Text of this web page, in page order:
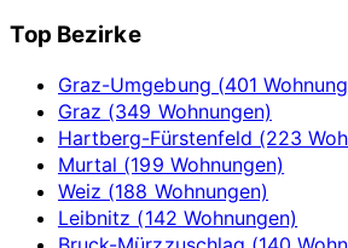
Top Bezirke
Graz-Umgebung (401
Graz (349 Wohnungen)
Hartberg-Fürstenfeld (223
Murtal (199 Wohnungen)
Weiz (188 Wohnungen)
Leibnitz (142 Wohnungen)